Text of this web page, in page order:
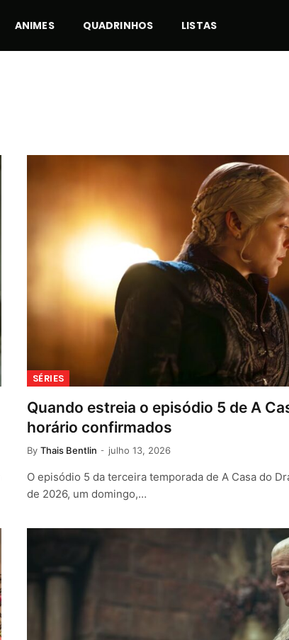
ANIMES QUADRINHOS LISTAS
SÉRIES
Quando estreia o episódio 5 de A
horário confirmados
By Thais Bentlin julho 13, 2026
O episódio 5 da terceira temporada de A Casa do
de 2026, um domingo,…